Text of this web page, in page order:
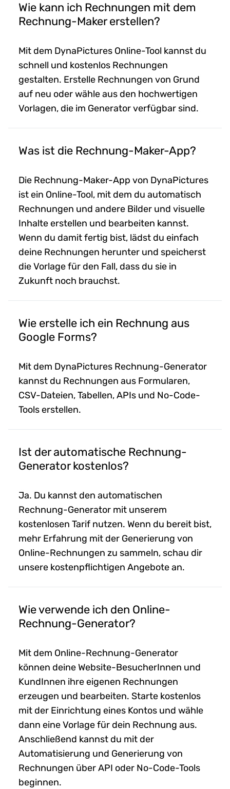
Wie kann ich Rechnungen mit dem
Rechnung-Maker erstellen?
Mit dem DynaPictures Online-Tool kannst du
schnell und kostenlos Rechnungen
gestalten. Erstelle Rechnungen von Grund
auf neu oder wähle aus den hochwertigen
Vorlagen, die im Generator verfügbar sind.
Was ist die Rechnung-Maker-App?
Die Rechnung-Maker-App von DynaPictures
ist ein Online-Tool, mit dem du automatisch
Rechnungen und andere Bilder und visuelle
Inhalte erstellen und bearbeiten kannst.
Wenn du damit fertig bist, lädst du einfach
deine Rechnungen herunter und speicherst
die Vorlage für den Fall, dass du sie in
Zukunft noch brauchst.
Wie erstelle ich ein Rechnung aus
Google Forms?
Mit dem DynaPictures Rechnung-Generator
kannst du Rechnungen aus Formularen,
CSV-Dateien, Tabellen, APIs und No-Code-
Tools erstellen.
Ist der automatische Rechnung-
Generator kostenlos?
Ja. Du kannst den automatischen
Rechnung-Generator mit unserem
kostenlosen Tarif nutzen. Wenn du bereit bist,
mehr Erfahrung mit der Generierung von
Online-Rechnungen zu sammeln, schau dir
unsere kostenpflichtigen Angebote an.
Wie verwende ich den Online-
Rechnung-Generator?
Mit dem Online-Rechnung-Generator
können deine Website-BesucherInnen und
KundInnen ihre eigenen Rechnungen
erzeugen und bearbeiten. Starte kostenlos
mit der Einrichtung eines Kontos und wähle
dann eine Vorlage für dein Rechnung aus.
Anschließend kannst du mit der
Automatisierung und Generierung von
Rechnungen über API oder No-Code-Tools
beginnen.